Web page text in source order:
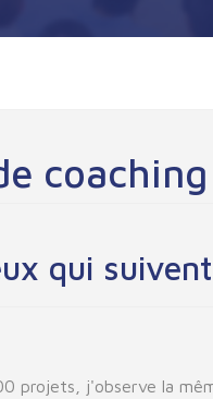
qui
projets, j'observe la